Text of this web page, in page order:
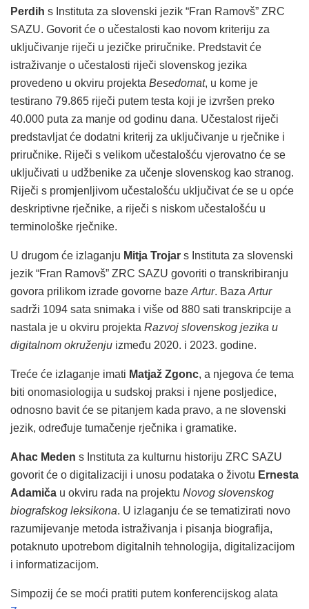
Perdih s Instituta za slovenski jezik “Fran Ramovš” ZRC
SAZU. Govorit će o učestalosti kao novom kriteriju za
uključivanje riječi u jezičke priručnike. Predstavit će
istraživanje o učestalosti riječi slovenskog jezika
provedeno u okviru projekta Besedomat, u kome je
testirano 79.865 riječi putem testa koji je izvršen preko
40.000 puta za manje od godinu dana. Učestalost riječi
predstavljat će dodatni kriterij za uključivanje u rječnike i
priručnike. Riječi s velikom učestalošću vjerovatno će se
uključivati u udžbenike za učenje slovenskog kao stranog.
Riječi s promjenljivom učestalošću uključivat će se u opće
deskriptivne rječnike, a riječi s niskom učestalošću u
terminološke rječnike.
U drugom će izlaganju Mitja Trojar s Instituta za slovenski
jezik “Fran Ramovš” ZRC SAZU govoriti o transkribiranju
govora prilikom izrade govorne baze Artur. Baza Artur
sadrži 1094 sata snimaka i više od 880 sati transkripcije a
nastala je u okviru projekta Razvoj slovenskog jezika u
digitalnom okruženju između 2020. i 2023. godine.
Treće će izlaganje imati Matjaž Zgonc, a njegova će tema
biti onomasiologija u sudskoj praksi i njene posljedice,
odnosno bavit će se pitanjem kada pravo, a ne slovenski
jezik, određuje tumačenje rječnika i gramatike.
Ahac Meden s Instituta za kulturnu historiju ZRC SAZU
govorit će o digitalizaciji i unosu podataka o životu Ernesta
Adamiča u okviru rada na projektu Novog slovenskog
biografskog leksikona. U izlaganju će se tematizirati novo
razumijevanje metoda istraživanja i pisanja biografija,
potaknuto upotrebom digitalnih tehnologija, digitalizacijom
i informatizacijom.
Simpozij će se moći pratiti putem konferencijskog alata